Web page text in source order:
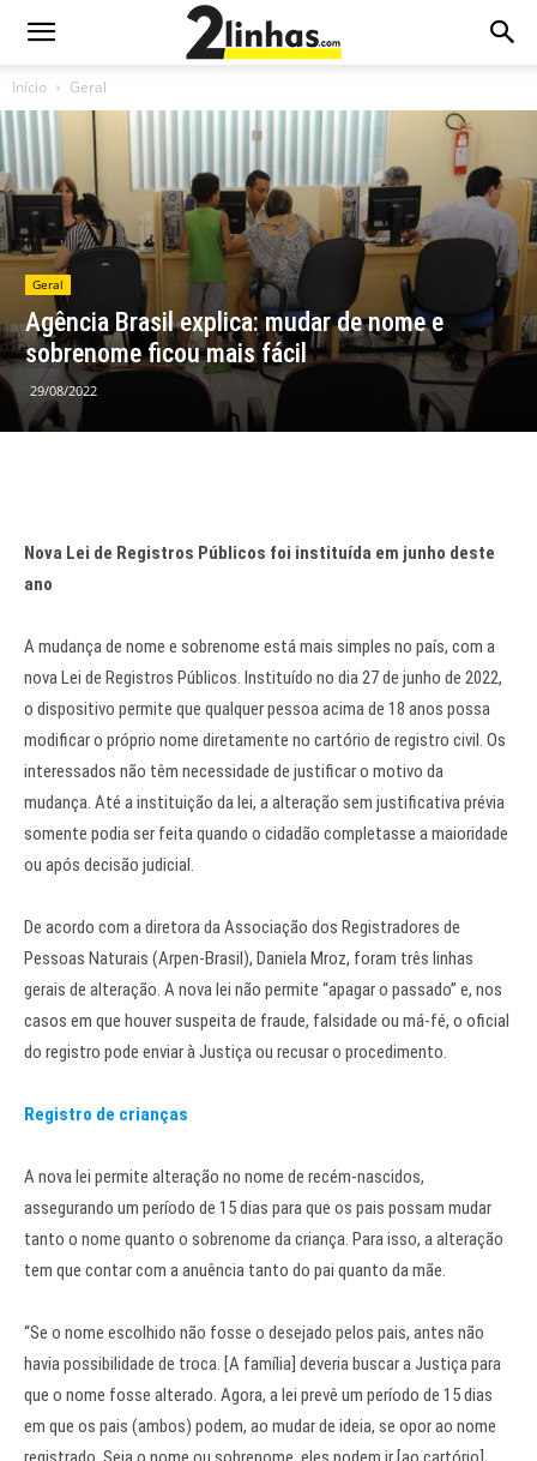
Início Geral
Geral
Agência Brasil explica: mudar de nome e
sobrenome ficou mais fácil
29/08/2022
Nova Lei de Registros Públicos foi instituída em junho deste
ano
A mudança de nome e sobrenome está mais simples no país, com a
nova Lei de Registros Públicos. Instituído no dia 27 de junho de 2022,
o dispositivo permite que qualquer pessoa acima de 18 anos possa
modificar o próprio nome diretamente no cartório de registro civil. Os
interessados não têm necessidade de justificar o motivo da
mudança. Até a instituição da lei, a alteração sem justificativa prévia
somente podia ser feita quando o cidadão completasse a maioridade
ou após decisão judicial.
De acordo com a diretora da Associação dos Registradores de
Pessoas Naturais (Arpen-Brasil), Daniela Mroz, foram três linhas
gerais de alteração. A nova lei não permite “apagar o passado” e, nos
casos em que houver suspeita de fraude, falsidade ou má-fé, o oficial
do registro pode enviar à Justiça ou recusar o procedimento.
Registro de crianças
A nova lei permite alteração no nome de recém-nascidos,
assegurando um período de 15 dias para que os pais possam mudar
tanto o nome quanto o sobrenome da criança. Para isso, a alteração
tem que contar com a anuência tanto do pai quanto da mãe.
“Se o nome escolhido não fosse o desejado pelos pais, antes não
havia possibilidade de troca. [A família] deveria buscar a Justiça para
que o nome fosse alterado. Agora, a lei prevê um período de 15 dias
em que os pais (ambos) podem, ao mudar de ideia, se opor ao nome